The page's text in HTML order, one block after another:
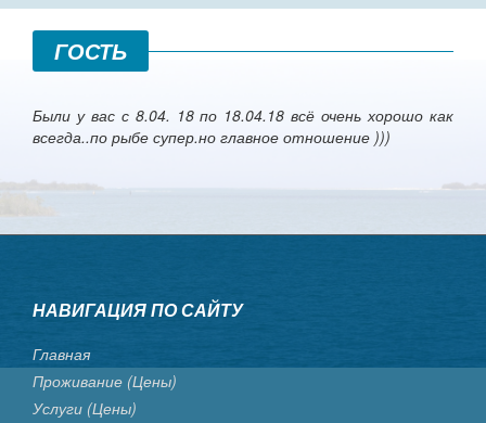
ГОСТЬ
Были у вас с 8.04. 18 по 18.04.18 всё очень хорошо как
всегда..по рыбе супер.но главное отношение )))
НАВИГАЦИЯ ПО САЙТУ
Главная
Проживание (цены)
Услуги (цены)